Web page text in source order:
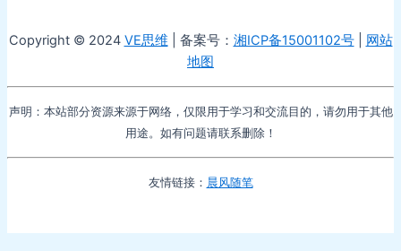
Copyright © 2024 VE思维 | 备案号： 湘ICP备15001102号| 网站
地图
声明：本站部分资源来源于网络，仅限用于学习和交流目的，请勿用于其他
用途。如有问题请联系删除！
友情链接： 晨风随笔